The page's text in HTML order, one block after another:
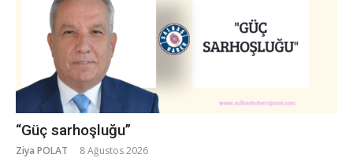
“Güç sarhoşluğu”
Ziya POLAT 8 Ağustos 2026